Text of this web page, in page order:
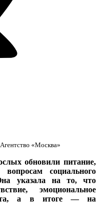
«Москва»
обновили питание,
социального
указала на то, что
эмоциональное
а в итоге — на